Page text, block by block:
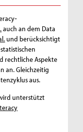
auch an dem Data
und berücksichtigt
rechtliche Aspekte
an. Gleichzeitig
aus.
unterstützt